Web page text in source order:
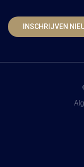
INSCHRIJVEN